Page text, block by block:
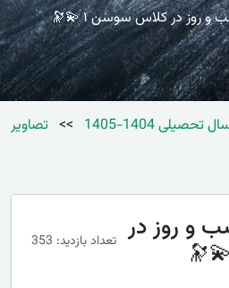
و روز در کلاس سوسن ۱ 💫🔭
تحصیلی 1404-1405 >> تصاویر
و روز در تعداد بازدید: 353